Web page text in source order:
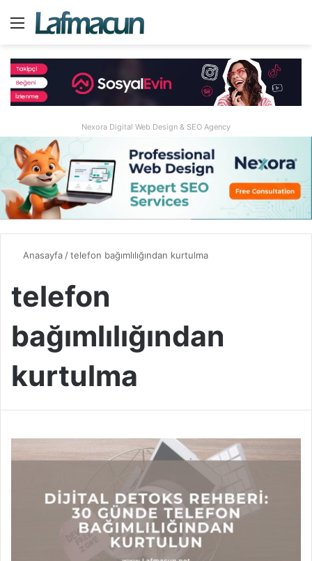
Menü
Nexora Digital Web Design & SEO Agency
Anasayfa/telefon bağımlılığından kurtulma
telefon
bağımlılığından
kurtulma